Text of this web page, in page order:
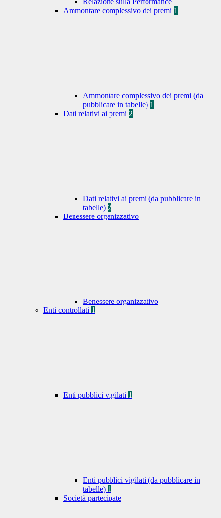
Relazione sulla Performance
Ammontare complessivo dei premi 1
Ammontare complessivo dei premi (da
pubblicare in tabelle) 1
Dati relativi ai premi 2
Dati relativi ai premi (da pubblicare in
tabelle) 2
Benessere organizzativo
Benessere organizzativo
Enti controllati 1
Enti pubblici vigilati 1
Enti pubblici vigilati (da pubblicare in
tabelle) 1
Società partecipate